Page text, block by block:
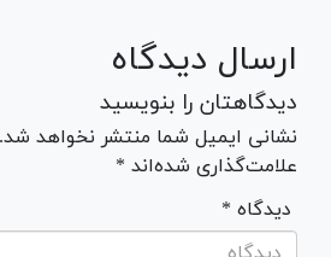
ارسال دیدگاه
دیدگاهتان را بنویسید
نشانی ایمیل شما منتشر نخواهد
علامت‌گذاری شده‌اند *
* دیدگاه